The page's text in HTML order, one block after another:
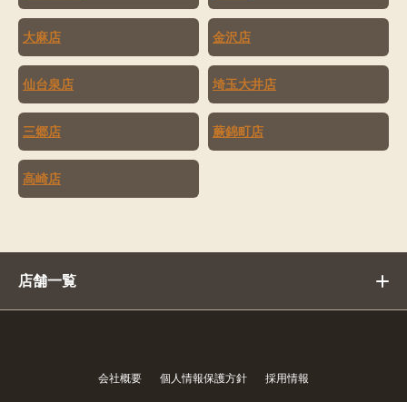
大麻店 金沢店
仙台泉店 埼玉大井店
三郷店 蕨錦町店
高崎店
店舗一覧
会社概要 個人情報保護方針 採用情報